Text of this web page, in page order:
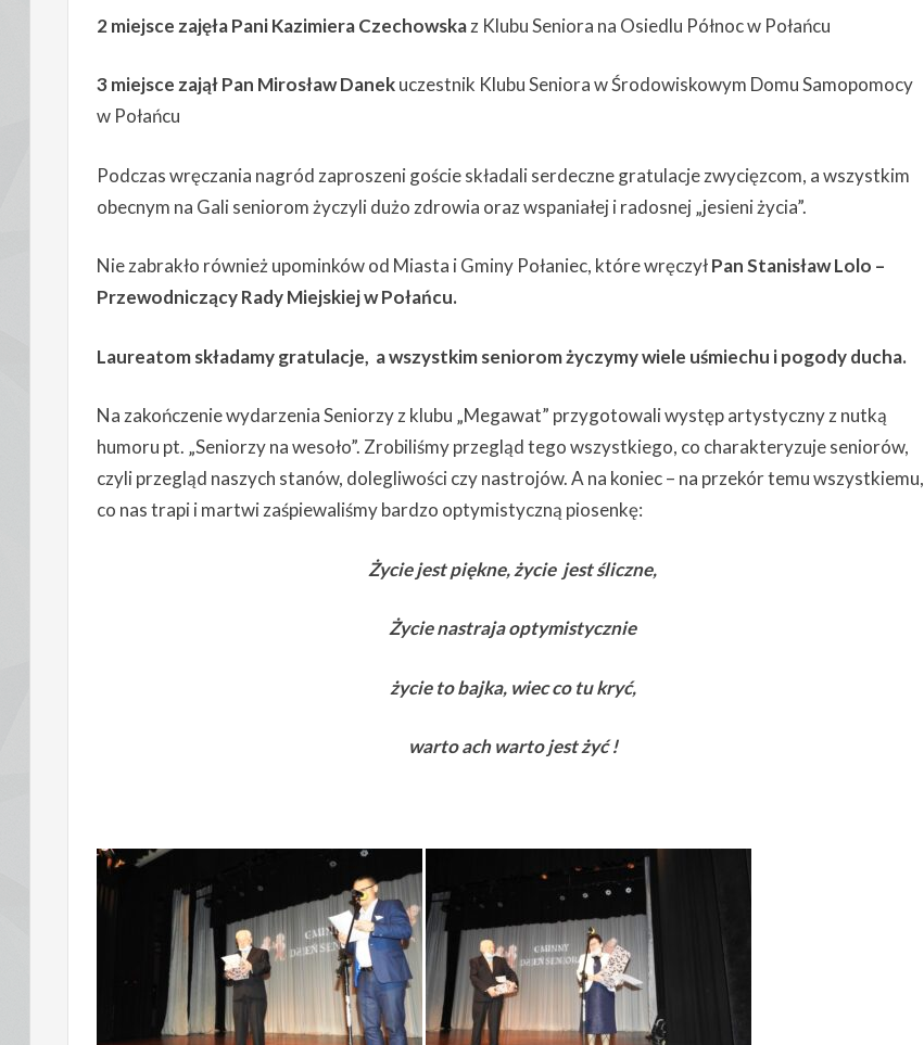
2 miejsce zajęła Pani Kazimiera Czechowskaz Klubu Seniora na Osiedlu Północ w Połańcu
3 miejsce zajął Pan Mirosław Danekuczestnik Klubu Seniora w Środowiskowym Domu Samopomocy
w Połańcu
Podczas wręczania nagród zaproszeni goście składali serdeczne gratulacje zwycięzcom, a wszystkim
obecnym na Gali seniorom życzyli dużo zdrowia oraz wspaniałej i radosnej „jesieni życia”.
Nie zabrakło również upominków od Miasta i Gminy Połaniec, które wręczyłPan Stanisław Lolo –
Przewodniczący Rady Miejskiej w Połańcu.
Laureatom składamy gratulacje, a wszystkim seniorom życzymy wiele uśmiechu i pogody ducha.
Na zakończenie wydarzenia Seniorzy z klubu „Megawat” przygotowali występ artystyczny z nutką
humoru pt. „Seniorzy na wesoło”. Zrobiliśmy przegląd tego wszystkiego, co charakteryzuje seniorów,
czyli przegląd naszych stanów, dolegliwości czy nastrojów. A na koniec – na przekór temu wszystkiemu,
co nas trapi i martwi zaśpiewaliśmy bardzo optymistyczną piosenkę:
Życie jest piękne, życie jest śliczne,
Życie nastraja optymistycznie
życie to bajka, wiec co tu kryć,
warto ach warto jest żyć !